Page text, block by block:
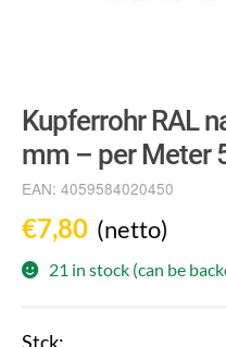
Kupferrohr RAL
mm – per Meter
EAN: 4059584020450
€7,80 (netto)
21 in stock (can be